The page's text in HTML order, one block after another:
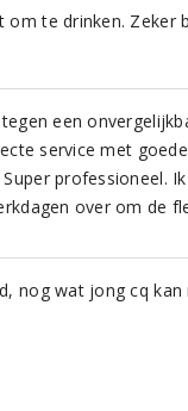
te drinken. Zeker
een
service met
professioneel.
over om de
nog wat jong cq